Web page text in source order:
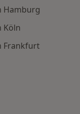
Hamburg
Köln
Frankfurt